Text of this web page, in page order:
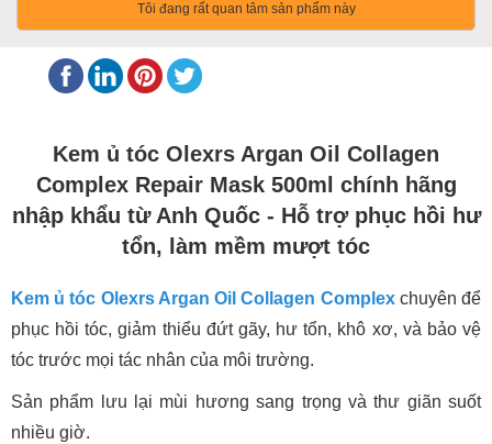
Tôi đang rất quan tâm sản phẩm này
Kem ủ tóc Olexrs Argan Oil Collagen
Complex Repair Mask 500ml chính hãng
nhập khẩu từ Anh Quốc - Hỗ trợ phục hồi hư
tổn, làm mềm mượt tóc
Kem ủ tóc Olexrs Argan Oil Collagen Complex chuyên để
phục hồi tóc, giảm thiểu đứt gãy, hư tổn, khô xơ, và bảo vệ
tóc trước mọi tác nhân của môi trường.
Sản phẩm lưu lại mùi hương sang trọng và thư giãn suốt
nhiều giờ.